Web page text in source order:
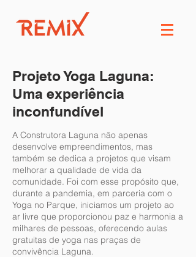
Projeto Yoga Laguna:
Uma experiência
inconfundível
A Construtora Laguna não apenas
desenvolve empreendimentos, mas
também se dedica a projetos que visam
melhorar a qualidade de vida da
comunidade. Foi com esse propósito que,
durante a pandemia, em parceria com o
Yoga no Parque, iniciamos um projeto ao
ar livre que proporcionou paz e harmonia a
milhares de pessoas, oferecendo aulas
gratuitas de yoga nas praças de
convivência Laguna.